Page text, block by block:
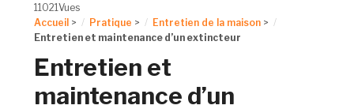
11021Vues
Accueil > Pratique > Entretien de la maison >
Entretien et maintenance d’un extincteur
Entretien et
maintenance d’un